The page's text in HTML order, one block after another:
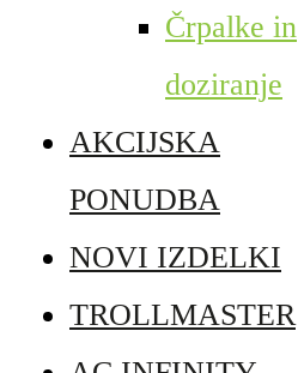
Črpalke in
doziranje
AKCIJSKA
PONUDBA
NOVI IZDELKI
TROLLMASTER